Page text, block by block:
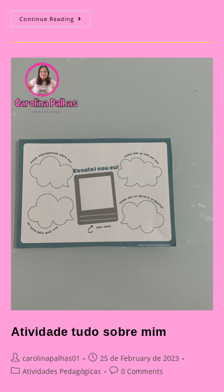
Continue Reading Palitoche
Eu
Assim
Atividade tudo sobre mim
Post
author:
carolinapalhas01
Post
published:
25 de February de 2023
PostAtividades Pedagógicas
Post0 Comments